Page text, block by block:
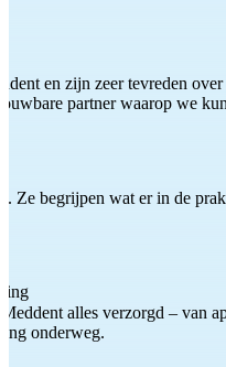
en zijn zeer tevreden
partner waarop we
Ze begrijpen wat er in de
alles verzorgd – van
onderweg.